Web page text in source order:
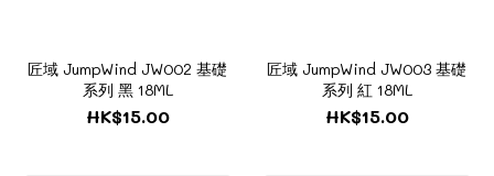
匠域 JumpWind JW002 基礎
系列 黑 18ML
HK$15.00
匠域 JumpWind JW003 基礎
系列 紅 18ML
HK$15.00